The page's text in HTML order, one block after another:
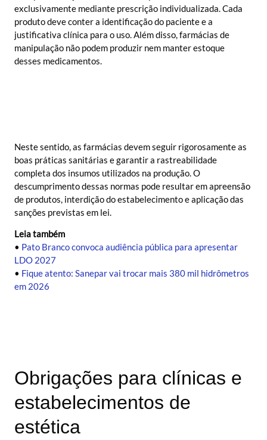
exclusivamente mediante prescrição individualizada. Cada
produto deve conter a identificação do paciente e a
justificativa clínica para o uso. Além disso, farmácias de
manipulação não podem produzir nem manter estoque
desses medicamentos.
Neste sentido, as farmácias devem seguir rigorosamente as
boas práticas sanitárias e garantir a rastreabilidade
completa dos insumos utilizados na produção. O
descumprimento dessas normas pode resultar em apreensão
de produtos, interdição do estabelecimento e aplicação das
sanções previstas em lei.
Leia também
• Pato Branco convoca audiência pública para apresentar
LDO 2027
• Fique atento: Sanepar vai trocar mais 380 mil hidrômetros
em 2026
Obrigações para clínicas e
estabelecimentos de
estética